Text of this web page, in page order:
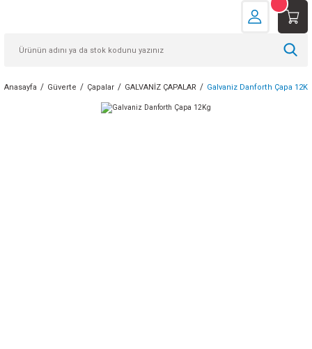
Anasayfa Güverte Çapalar GALVANİZ ÇAPALAR Galvaniz Danforth Çapa 12Kg